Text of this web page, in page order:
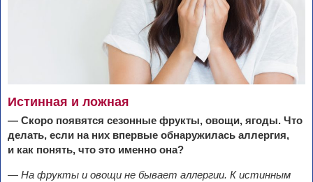
Истинная и ложная
— Скоро появятся сезонные фрукты, овощи, ягоды. Что
делать, если на них впервые обнаружилась аллергия,
и как понять, что это именно она?
— На фрукты и овощи не бывает аллергии. Кистинным